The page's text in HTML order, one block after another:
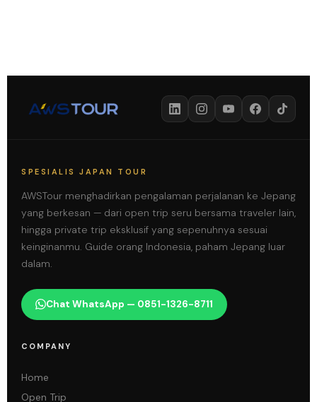
SPESIALIS JAPAN TOUR
AWSTour menghadirkan pengalaman perjalanan ke Jepang
yang berkesan — dari open trip seru bersama traveler lain,
hingga private trip eksklusif yang sepenuhnya sesuai
keinginanmu. Guide orang Indonesia, paham Jepang luar
dalam.
Chat WhatsApp — 0851-1326-8711
COMPANY
Home
Open Trip